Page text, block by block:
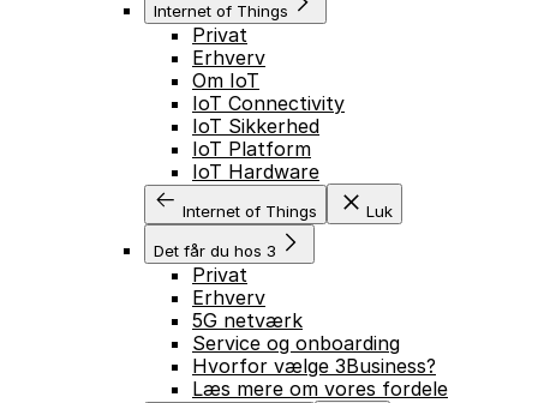
Internet of Things
Privat
Erhverv
Om IoT
IoT Connectivity
IoT Sikkerhed
IoT Platform
IoT Hardware
Internet of Things Luk
Det får du hos 3
Privat
Erhverv
5G netværk
Service og onboarding
Hvorfor vælge 3Business?
Læs mere om vores fordele